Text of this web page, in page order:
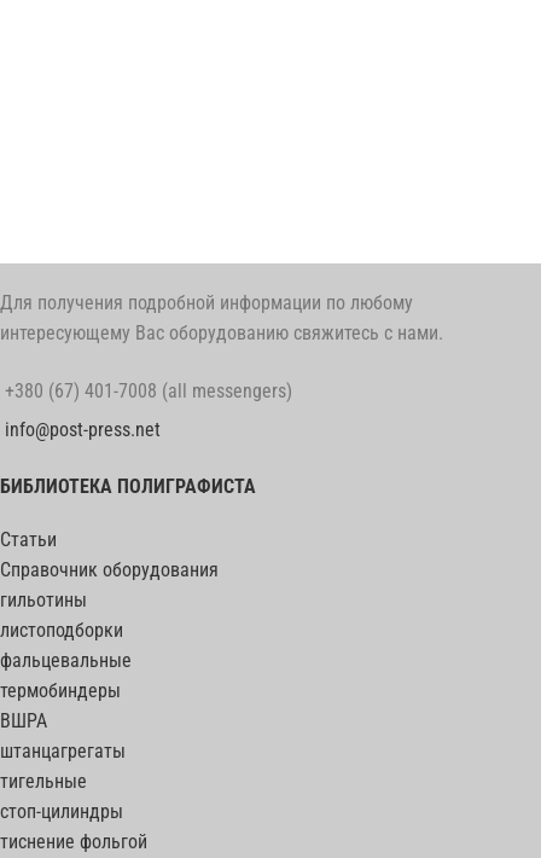
Для получения подробной информации по любому
интересующему Вас оборудованию свяжитесь с нами.
+380 (67) 401-7008 (all messengers)
info@post-press.net
БИБЛИОТЕКА ПОЛИГРАФИСТА
Статьи
Справочник оборудования
гильотины
листоподборки
фальцевальные
термобиндеры
ВШРА
штанцагрегаты
тигельные
стоп-цилиндры
тиснение фольгой